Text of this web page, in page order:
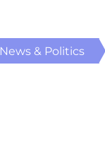
News & Politics